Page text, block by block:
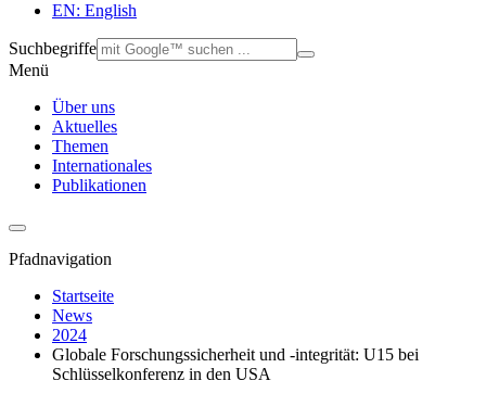
EN: English
Suchbegriffe
Menü
Über uns
Aktuelles
Themen
Internationales
Publikationen
Pfadnavigation
Startseite
News
2024
Globale Forschungssicherheit und -integrität: U15 bei
Schlüsselkonferenz in den USA